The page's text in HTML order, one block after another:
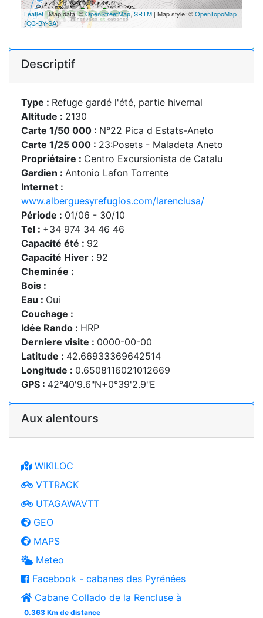
Leaflet| Map data: ©OpenStreetMap, SRTM | Map style: ©OpenTopoMap
(CC-BY-SA)
Descriptif
Type : Refuge gardé l'été, partie hivernal
Altitude : 2130
Carte 1/50 000 : N°22 Pica d Estats-Aneto
Carte 1/25 000 : 23:Posets - Maladeta Aneto
Propriétaire : Centro Excursionista de Catalu
Gardien : Antonio Lafon Torrente
Internet :
www.alberguesyrefugios.com/larenclusa/
Période : 01/06 - 30/10
Tel : +34 974 34 46 46
Capacité été : 92
Capacité Hiver : 92
Cheminée :
Bois :
Eau : Oui
Couchage :
Idée Rando : HRP
Derniere visite : 0000-00-00
Latitude : 42.66933369642514
Longitude : 0.6508116021012669
GPS : 42°40'9.6"N+0°39'2.9"E
Aux alentours
WIKILOC
VTTRACK
UTAGAWAVTT
GEO
MAPS
Meteo
Facebook - cabanes des Pyrénées
Cabane Collado de la Rencluse à
0.363 Km de distance